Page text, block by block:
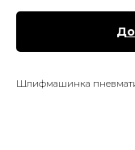
Шлифмашинка